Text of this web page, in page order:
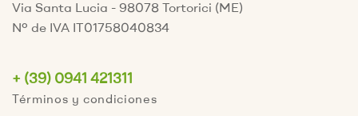
Via Santa Lucia - 98078 Tortorici (ME)
Nº de IVA IT01758040834
+ (39) 0941 421311
Términos y condiciones